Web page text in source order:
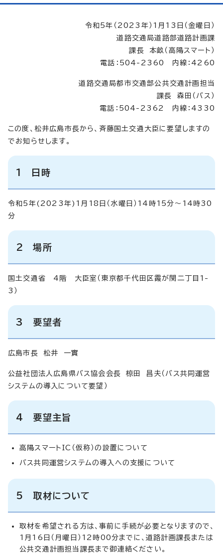
令和5年（2023年）1月13日（金曜日）
道路交通局道路部道路計画課
課長 本畝（高陽スマート）
電話：504-2360 内線：4260
道路交通局都市交通部公共交通計画担当
課長 森田（バス）
電話：504-2362 内線：4330
この度、松井広島市長から、斉藤国土交通大臣に要望しますの
でお知らせします。
1 日時
令和5年(2023年)1月18日（水曜日）14時15分～14時30
分
2 場所
国土交通省 4階 大臣室（東京都千代田区霞が関二丁目1-
3）
3 要望者
広島市長 松井 一實
公益社団法人広島県バス協会会長 椋田 昌夫（バス共同運営
システムの導入について要望）
4 要望主旨
高陽スマートIC（仮称）の設置について
バス共同運営システムの導入への支援について
5 取材について
取材を希望される方は、事前に手続が必要となりますので、
1月16日（月曜日）12時00分までに、道路計画課長または
公共交通計画担当課長まで御連絡ください。